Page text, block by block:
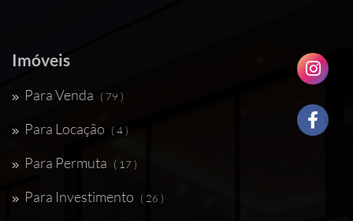
Imóveis
Para Venda ( 79 )
Para Locação ( 4 )
Para Permuta ( 17 )
Para Investimento ( 26 )